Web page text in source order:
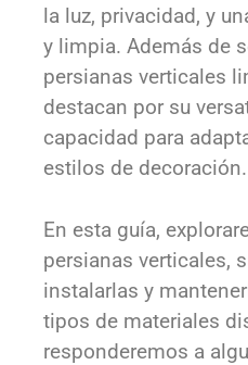
la luz, privacidad, y
y limpia. Además de
persianas verticales
destacan por su
capacidad para
estilos de decoración.
En esta guía,
persianas verticales,
instalarlas y
tipos de materiales
responderemos a